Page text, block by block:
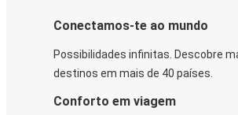
Conectamos-te ao mundo
Possibilidades infinitas. Descobre
destinos em mais de 40 países.
Conforto em viagem